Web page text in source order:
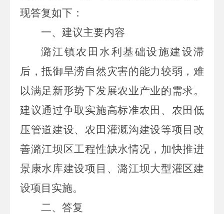
现答复如下：
一、建议主要内容
潞江镇农田水利基础设施建设滞
后，抵御旱涝自然灾害的能力较弱，难
以满足新形势下发展农业产业的需求。
建议通过争取实施高标准农田、农田低
压管道建设、农田灌溉沟建设等项目改
善潞江坝区工程性缺水情况，加快推进
景康水库建设项目、潞江坝大型灌区建
设项目实施。
二、答复